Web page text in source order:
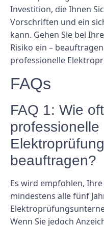
Investition, die Ihnen
Vorschriften und ein
kann. Gehen Sie bei
Risiko ein –
professionelle
FAQs
FAQ 1: Wie
professionelle
beauftragen?
Es wird empfohlen,
mindestens alle fünf
Wenn Sie jedoch